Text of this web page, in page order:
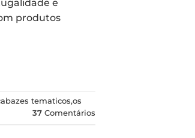
e
produtos
tematicos,os
37Comentários